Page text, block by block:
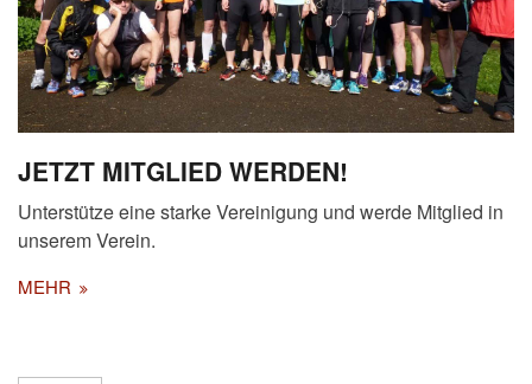
JETZT MITGLIED WERDEN!
Unterstütze eine starke Vereinigung und werde Mitglied in
unserem Verein.
MEHR